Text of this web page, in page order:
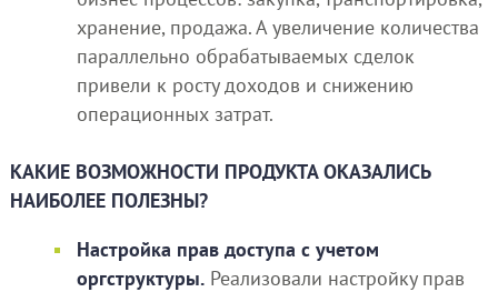
хранение, продажа. А увеличение количества
параллельно обрабатываемых сделок
привели к росту доходов и снижению
операционных затрат.
КАКИЕ ВОЗМОЖНОСТИ ПРОДУКТА ОКАЗАЛИСЬ
НАИБОЛЕЕ ПОЛЕЗНЫ?
Настройка прав доступа с учетом
оргструктуры.Реализовали настройку прав